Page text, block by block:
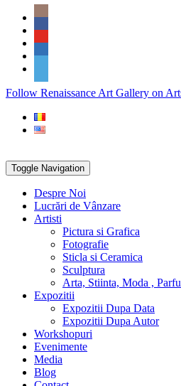
Skip
content
Social
Icons
PARTENER
Follow Renaissance Art Gallery on
Toggle Navigation
Despre Noi
Lucrări de Vânzare
Artisti
Pictura si Grafica
Fotografie
Sticla si Ceramica
Sculptura
Arta, Stiinta, Moda ,
Expozitii
Expozitii Dupa Data
Expozitii Dupa Autor
Workshopuri
Evenimente
Media
Blog